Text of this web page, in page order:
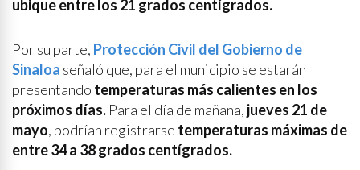
ubique entre los 21 grados centígrados.
Por su parte, Protección Civil del Gobierno de
Sinaloa señaló que, para el municipio se estarán
presentando temperaturas más calientes en los
próximos días. Para el día de mañana, jueves 21 de
mayo, podrían registrarse temperaturas máximas de
entre 34 a 38 grados centígrados.